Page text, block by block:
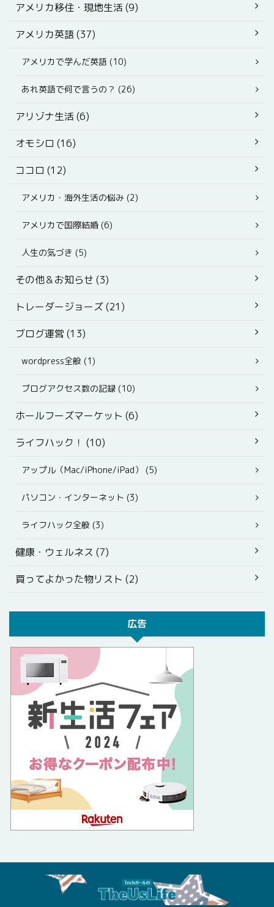
アメリカ移住・現地生活 (9)
アメリカ英語 (37)
アメリカで学んだ英語 (10)
あれ英語で何で言うの？ (26)
アリゾナ生活 (6)
オモシロ (16)
ココロ (12)
アメリカ・海外生活の悩み (2)
アメリカで国際結婚 (6)
人生の気づき (5)
その他＆お知らせ (3)
トレーダージョーズ (21)
ブログ運営 (13)
wordpress全般 (1)
ブログアクセス数の記録 (10)
ホールフーズマーケット (6)
ライフハック！ (10)
アップル（Mac/iPhone/iPad） (5)
パソコン・インターネット (3)
ライフハック全般 (3)
健康・ウェルネス (7)
買ってよかった物リスト (2)
広告